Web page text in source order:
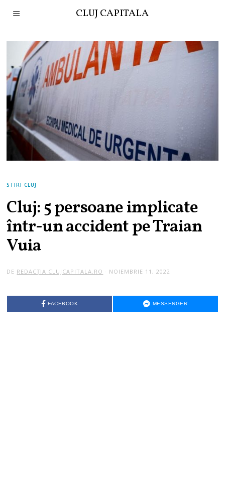
CLUJ CAPITALA
STIRI CLUJ
Cluj: 5 persoane implicate
într-un accident pe Traian
Vuia
DE REDACȚIA CLUJCAPITALA.RO NOIEMBRIE 11, 2022
FACEBOOK MESSENGER